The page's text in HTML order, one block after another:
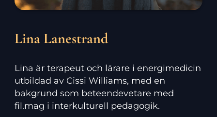
Lina Lanestrand
Lina är terapeut och lärare i energimedicin
utbildad av Cissi Williams, med en
bakgrund som beteendevetare med
fil.mag i interkulturell pedagogik.